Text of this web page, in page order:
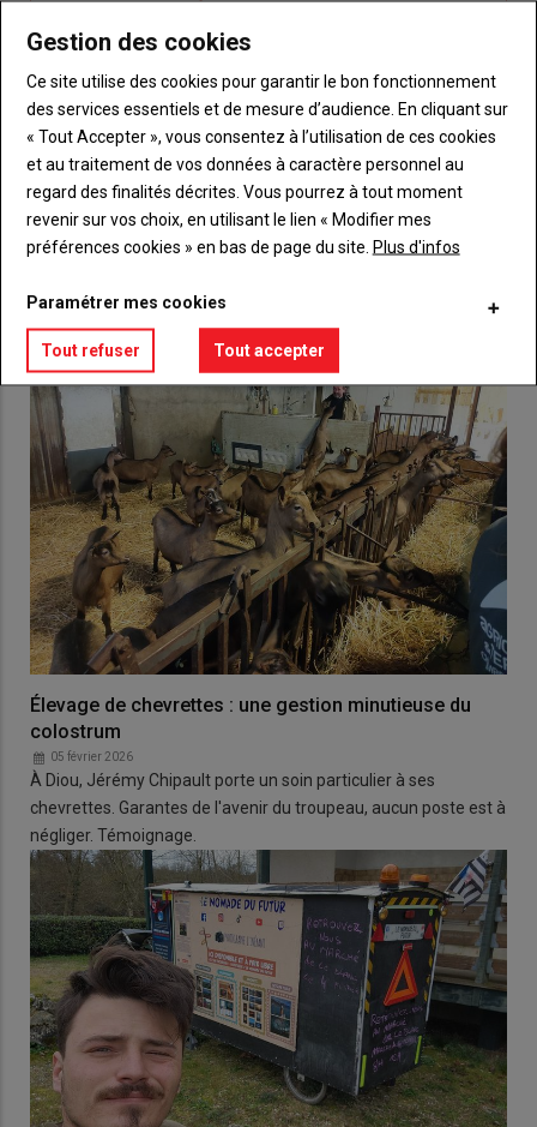
BodyChoisissez votre formule et créez votre
compte pour accéder à tout {nom-site}.
Lien Créez un compte
VOUS AIMEREZ AUSSI
Élevage de chevrettes : une gestion minutieuse du
colostrum
05 février 2026
À Diou, Jérémy Chipault porte un soin particulier à ses
chevrettes. Garantes de l'avenir du troupeau, aucun poste est à
négliger. Témoignage.
Gestion des cookies
Ce site utilise des cookies pour garantir le bon fonctionnement
des services essentiels et de mesure d’audience. En cliquant sur
« Tout Accepter », vous consentez à l’utilisation de ces cookies
et au traitement de vos données à caractère personnel au
regard des finalités décrites. Vous pourrez à tout moment
revenir sur vos choix, en utilisant le lien « Modifier mes
préférences cookies » en bas de page du site. Plus d'infos
Paramétrer mes cookies
Tout refuser Tout accepter